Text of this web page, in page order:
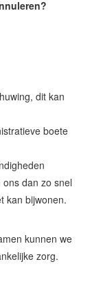
dit kan
boete
dan zo snel
kan bijwonen.
kunnen we
zorg.